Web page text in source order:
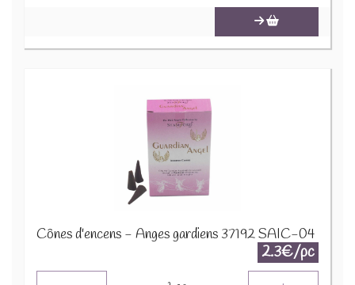
Cônes d'encens - Anges gardiens 37192 SAIC-04
2.3€/pc